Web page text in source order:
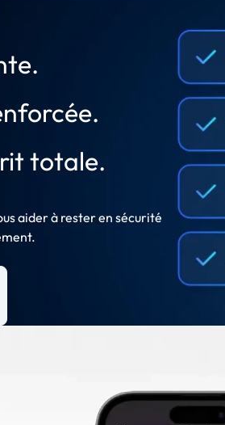
totale.
aider à rester en sécurité